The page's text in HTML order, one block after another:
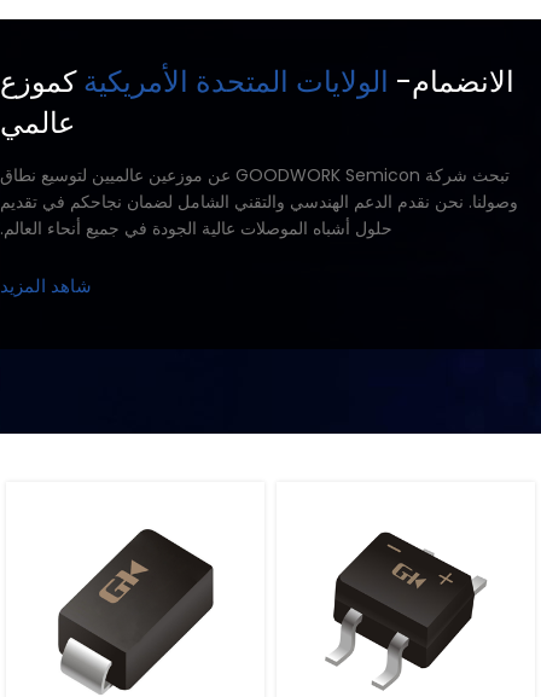
الانضمام- الولايات المتحدة الأمريكيةكموزع
عالمي
تبحث شركة GOODWORK Semicon عن موزعين عالميين لتوسيع نطاق
وصولنا. نحن نقدم الدعم الهندسي والتقني الشامل لضمان نجاحكم في تقديم
حلول أشباه الموصلات عالية الجودة في جميع أنحاء العالم.
شاهد المزيد